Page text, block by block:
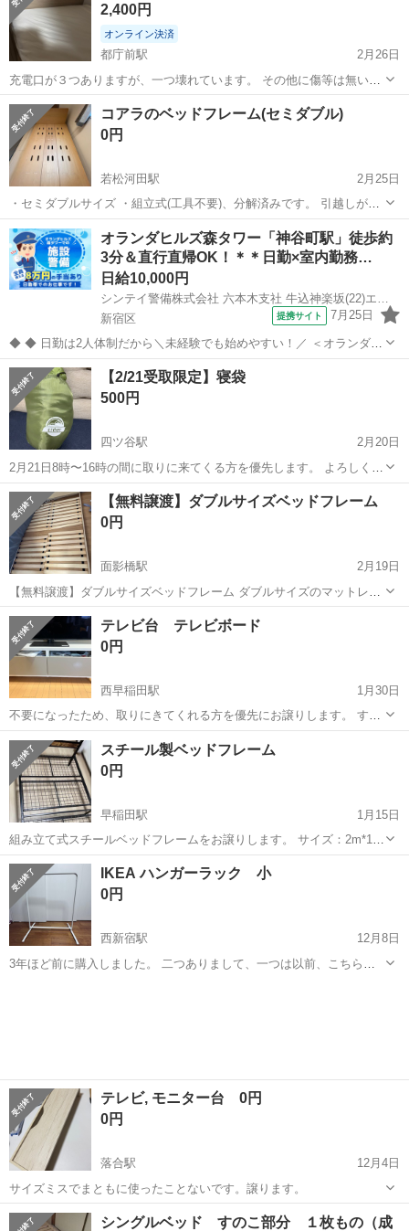
2,400円
オンライン決済
都庁前駅
2月26日
充電口が３つありますが、一つ壊れています。 その他に傷等は無いと
思います！ 3/3にお取引出来る方のみお取引お願いしたいです。
東京 新宿区 寝具
コアラのベッドフレーム(セミダブル)
0円
若松河田駅
2月25日
・セミダブルサイズ ・組立式(工具不要)、分解済みです。 引越しがあ
る都合で3/8(日)までに取りに来てくれる方探しています。
東京 新宿区 若松河田駅 寝具 コアラ
オランダヒルズ森タワー「神谷町駅」徒歩約
3分＆直行直帰OK！＊＊日勤×室内勤務…
日給10,000円
新宿区
提携サイト 7月25日
◆ ◆ 日勤は2人体制だから＼未経験でも始めやすい！／ ＜オランダヒ
ルズ森タワーで施設警備をお任せ＞ 日勤のみ＆週3日～OKの自由シフ
ト制 プライベートとの両立もバッチリ！ アクセス抜群で通勤も楽チン
です♪ ＼未経験ス...
東京 新宿区 警備員
【2/21受取限定】寝袋
500円
四ツ谷駅
2月20日
2月21日8時〜16時の間に取りに来てくる方を優先します。 よろしくお
ねがいします。
東京 新宿区 四ツ谷駅 寝具 寝袋
【無料譲渡】ダブルサイズベッドフレーム
0円
面影橋駅
2月19日
【無料譲渡】ダブルサイズベッドフレーム ダブルサイズのマットレス
とベッドフレームを無料でお譲りします。 ・サイズ：約140cm ×
210cm ・ベッドフレームに充電ポート付き ・目立った不具合や傷はあ
りません ...
東京 新宿区 面影橋駅 寝具 無料
テレビ台 テレビボード
0円
西早稲田駅
1月30日
不要になったため、取りにきてくれる方を優先にお譲りします。 すご
く綺麗なお品です。 目立つ傷なし。 横幅130センチ 高さ50センチ 玄
関先まで取りに来てくれる方限定です。 マンションのエレベーターが
あるので搬入...
東京 新宿区 西早稲田駅 寝具
スチール製ベッドフレーム
0円
早稲田駅
1月15日
組み立て式スチールベッドフレームをお譲りします。 サイズ：2m*1m
使用期間は短く、目立つ傷や汚れはありません。 メッシュ構造のため
通気性が良く、マットレスを直接置いて使用できます。 分解可能で、
搬出・組み立ても比較的簡...
東京 新宿区 早稲田駅 寝具 スチールベッドフレーム
IKEA ハンガーラック 小
0円
西新宿駅
12月8日
3年ほど前に購入しました。 二つありまして、一つは以前、こちらで
テレビ, モニター台 0円
0円
落合駅
12月4日
サイズミスでまともに使ったことないです。譲ります。
東京 新宿区 落合駅 寝具 モニター
シングルベッド すのこ部分 １枚もの（成